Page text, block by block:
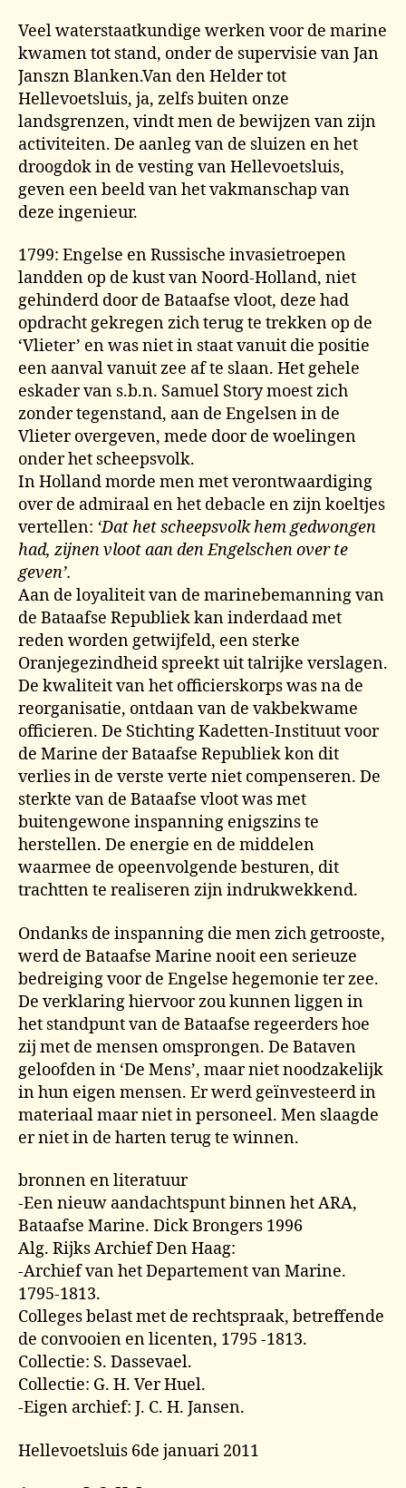
Veel waterstaatkundige werken voor de marine
kwamen tot stand, onder de supervisie van Jan
Janszn Blanken.Van den Helder tot
Hellevoetsluis, ja, zelfs buiten onze
landsgrenzen, vindt men de bewijzen van zijn
activiteiten. De aanleg van de sluizen en het
droogdok in de vesting van Hellevoetsluis,
geven een beeld van het vakmanschap van
deze ingenieur.
1799: Engelse en Russische invasietroepen
landden op de kust van Noord-Holland, niet
gehinderd door de Bataafse vloot, deze had
opdracht gekregen zich terug te trekken op de
‘Vlieter’ en was niet in staat vanuit die positie
een aanval vanuit zee af te slaan. Het gehele
eskader van s.b.n. Samuel Story moest zich
zonder tegenstand, aan de Engelsen in de
Vlieter overgeven, mede door de woelingen
onder het scheepsvolk.
In Holland morde men met verontwaardiging
over de admiraal en het debacle en zijn koeltjes
vertellen: ‘Dat het scheepsvolk hem gedwongen
had, zijnen vloot aan den Engelschen over te
geven’.
Aan de loyaliteit van de marinebemanning van
de Bataafse Republiek kan inderdaad met
reden worden getwijfeld, een sterke
Oranjegezindheid spreekt uit talrijke verslagen.
De kwaliteit van het officierskorps was na de
reorganisatie, ontdaan van de vakbekwame
officieren. De Stichting Kadetten-Instituut voor
de Marine der Bataafse Republiek kon dit
verlies in de verste verte niet compenseren. De
sterkte van de Bataafse vloot was met
buitengewone inspanning enigszins te
herstellen. De energie en de middelen
waarmee de opeenvolgende besturen, dit
trachtten te realiseren zijn indrukwekkend.
Ondanks de inspanning die men zich getrooste,
werd de Bataafse Marine nooit een serieuze
bedreiging voor de Engelse hegemonie ter zee.
De verklaring hiervoor zou kunnen liggen in
het standpunt van de Bataafse regeerders hoe
zij met de mensen omsprongen. De Bataven
geloofden in ‘De Mens’, maar niet noodzakelijk
in hun eigen mensen. Er werd geïnvesteerd in
materiaal maar niet in personeel. Men slaagde
er niet in de harten terug te winnen.
bronnen en literatuur
-Een nieuw aandachtspunt binnen het ARA,
Bataafse Marine. Dick Brongers 1996
Alg. Rijks Archief Den Haag:
-Archief van het Departement van Marine.
1795-1813.
Colleges belast met de rechtspraak, betreffende
de convooien en licenten, 1795 -1813.
Collectie: S. Dassevael.
Collectie: G. H. Ver Huel.
-Eigen archief: J. C. H. Jansen.
Hellevoetsluis 6de januari 2011